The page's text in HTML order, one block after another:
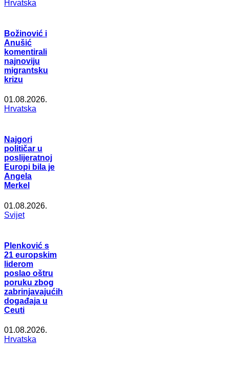
Hrvatska
Božinović i
Anušić
komentirali
najnoviju
migrantsku
krizu
01.08.2026.
Hrvatska
Najgori
političar u
poslijeratnoj
Europi bila je
Angela
Merkel
01.08.2026.
Svijet
Plenković s
21 europskim
liderom
poslao oštru
poruku zbog
zabrinjavajućih
događaja u
Ceuti
01.08.2026.
Hrvatska